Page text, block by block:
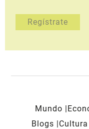
Mundo
Blogs
Cultura